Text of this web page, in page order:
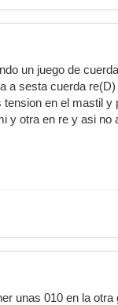
un juego de
a sesta cuerda
en el mastil
y otra en re y asi no
unas 010 en la